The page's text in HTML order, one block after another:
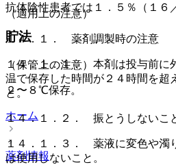
抗体陰性患者では１．５％（１６
貯法
（保管上の注意）
２〜８℃保存。
ホーム
薬剤情報
（適用上の注意）
１４．１． 薬剤調製時の注意
１４．１．１． 本剤は投与前に
温で保存した時間が２４時間を超
と。
１４．１．２． 振とうしないこ
１４．１．３． 薬液に変色や濁
は使用しないこと。